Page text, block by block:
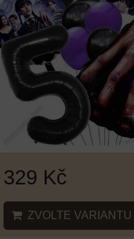
329 Kč
ZVOLTE VARIANTU